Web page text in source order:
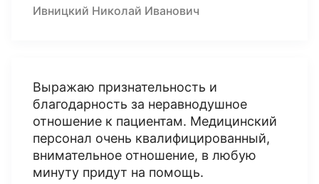
Ивницкий Николай Иванович
Выражаю признательность и
благодарность за неравнодушное
отношение к пациентам. Медицинский
персонал очень квалифицированный,
внимательное отношение, в любую
минуту придут на помощь.